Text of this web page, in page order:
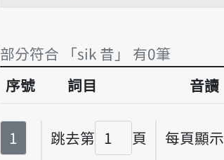
部分符合 「sik 昔」 有0筆
序號 詞目 音讀
第
1 跳去第
頁碼
頁 每頁顯示